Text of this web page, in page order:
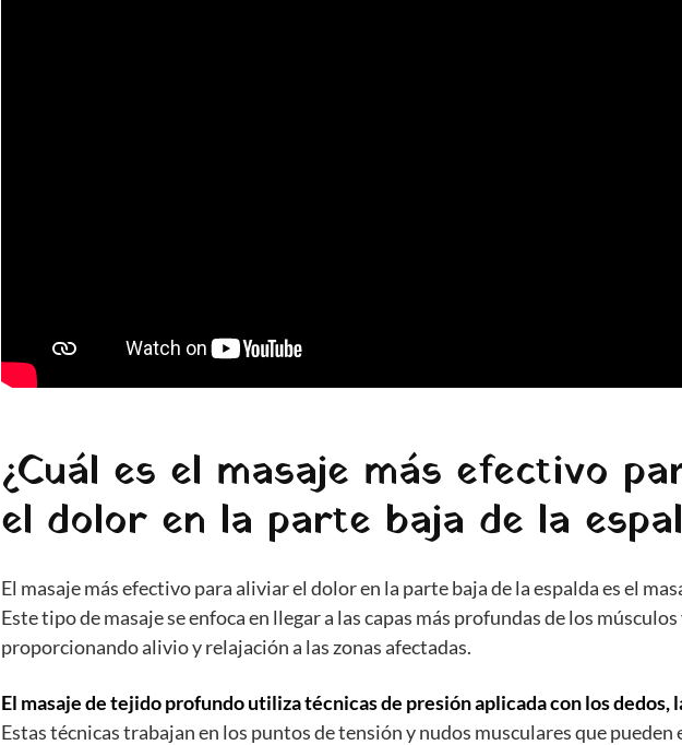
¿Cuál es el masaje más efectivo
el dolor en la parte baja de la
El masaje más efectivo para aliviar el dolor en la parte baja de la espalda es el
Este tipo de masaje se enfoca en llegar a las capas más profundas de los
proporcionando alivio y relajación a las zonas afectadas.
El masaje de tejido profundo utiliza técnicas de presión aplicada con los dedos,
Estas técnicas trabajan en los puntos de tensión y nudos musculares que